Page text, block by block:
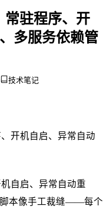
常驻程序、开
多服务依赖管
技术笔记
自启、异常自动重
脚本像手工裁缝——每个